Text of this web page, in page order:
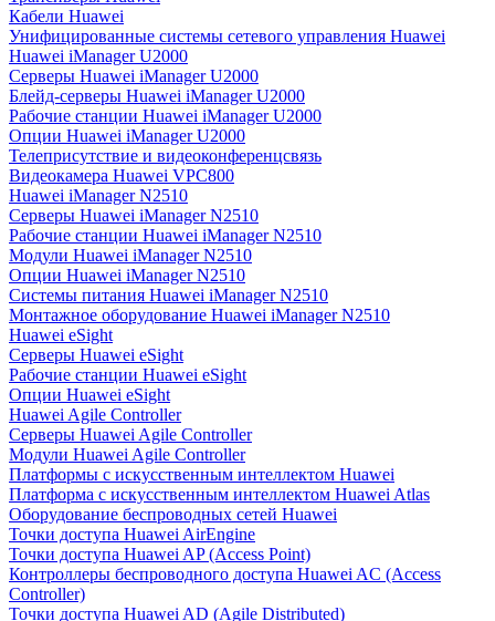
Кабели Huawei
Унифицированные системы сетевого управления Huawei
Huawei iManager U2000
Серверы Huawei iManager U2000
Блейд-серверы Huawei iManager U2000
Рабочие станции Huawei iManager U2000
Опции Huawei iManager U2000
Телеприсутствие и видеоконференцсвязь
Видеокамера Huawei VPC800
Huawei iManager N2510
Серверы Huawei iManager N2510
Рабочие станции Huawei iManager N2510
Модули Huawei iManager N2510
Опции Huawei iManager N2510
Системы питания Huawei iManager N2510
Монтажное оборудование Huawei iManager N2510
Huawei eSight
Серверы Huawei eSight
Рабочие станции Huawei eSight
Опции Huawei eSight
Huawei Agile Controller
Серверы Huawei Agile Controller
Модули Huawei Agile Controller
Платформы с искусственным интеллектом Huawei
Платформа с искусственным интеллектом Huawei Atlas
Оборудование беспроводных сетей Huawei
Точки доступа Huawei AirEngine
Точки доступа Huawei AP (Access Point)
Контроллеры беспроводного доступа Huawei AC (Access
Controller)
Точки доступа Huawei AD (Agile Distributed)